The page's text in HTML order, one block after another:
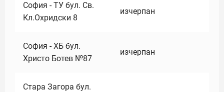
София - ТУ бул. Св.
Кл.Охридски 8
изчерпан
София - ХБ бул.
Христо Ботев №87
изчерпан
Стара Загора бул.